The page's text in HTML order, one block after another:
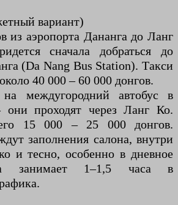
вариант)
из аэропорта Дананга до Ланг
сначала добраться до
(Da Nang Bus Station). Такси
40 000 – 60 000 донгов.
на междугородний автобус в
проходят через Ланг Ко.
15 000 – 25 000 донгов.
заполнения салона, внутри
и тесно, особенно в дневное
занимает 1–1,5 часа в